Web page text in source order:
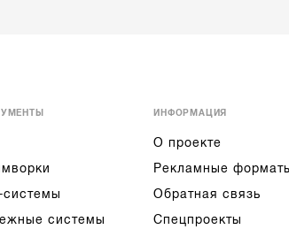
системы
системы
ИНФОРМАЦИЯ
О проекте
Рекламные
Обратная связь
Спецпроекты